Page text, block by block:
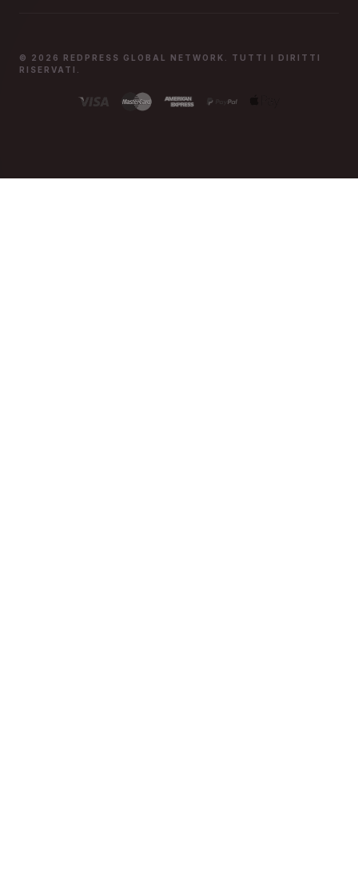
© 2026 REDPRESS GLOBAL NETWORK. TUTTI I DIRITTI
RISERVATI.